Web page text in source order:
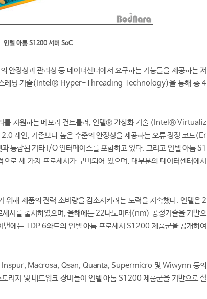
인텔 아톰 S1200 서버 SoC
안정성과 관리성 등 데이터센터에서 요구하는 기능들을 제공하는 저
레딩 기술(Intel® Hyper-Threading Technology)을 통해 총 4
를 지원하는 메모리 컨트롤러, 인텔® 가상화 기술 (Intel® Virtualiz
인, 기존보다 높은 수준의 안정성을 제공하는 오류 정정 코드(Er
합된 기타 I/O 인터페이스를 포함하고 있다. 그리고 인텔 아톰 S1
세 가지 프로세서가 구비되어 있으며, 대부분의 데이터센터에서
위해 제품의 전력 소비량을 감소시키려는 노력을 지속했다. 인텔은 2
를 출시하였으며, 올해에는 22나노미터(nm) 공정기술을 기반으
에는 TDP 6와트의 인텔 아톰 프로세서 S1200 제품군을 공개하여
Macrosa, Qsan, Quanta, Supermicro 및 Wiwynn 등의
리지 및 네트워크 장비들이 인텔 아톰 S1200 제품군을 기반으로 설